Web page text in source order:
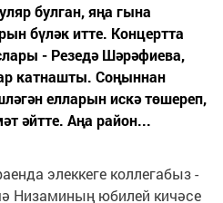
булган, яңа гына
бүләк итте. Концертта
- Резедә Шәрәфиева,
катнашты. Соңыннан
елларын искә төшереп,
әйтте. Аңа район...
элеккеге коллегабыз -
Низаминың юбилей кичәсе